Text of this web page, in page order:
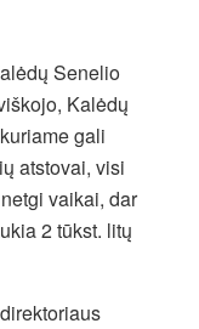
Senelio
Kalėdų
gali
atstovai, visi
vaikai, dar
2 tūkst. litų